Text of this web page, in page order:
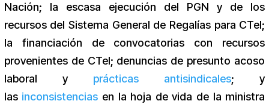
Nación; la escasa ejecución del PGN y de los
recursos del Sistema General de Regalías para CTeI;
la financiación de convocatorias con recursos
provenientes de CTeI; denuncias de presunto acoso
laboral y prácticas antisindicales; y
las inconsistencias en la hoja de vida de la ministra